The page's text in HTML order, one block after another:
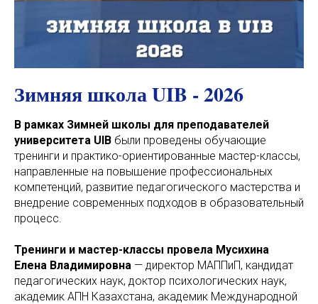
Зимняя школа UIB - 2026
В рамках Зимней школы для преподавателей
университета UIB были проведены обучающие
тренинги и практико-ориентированные мастер-классы,
направленные на повышение профессиональных
компетенций, развитие педагогического мастерства и
внедрение современных подходов в образовательный
процесс.
Тренинги и мастер-классы провела Мусихина
Елена Владимировна — директор МАППиП, кандидат
педагогических наук, доктор психологических наук,
академик АПН Казахстана, академик Международной